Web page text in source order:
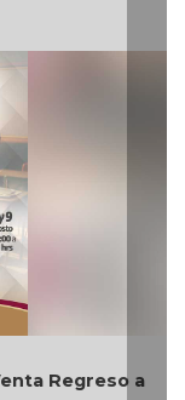
durante